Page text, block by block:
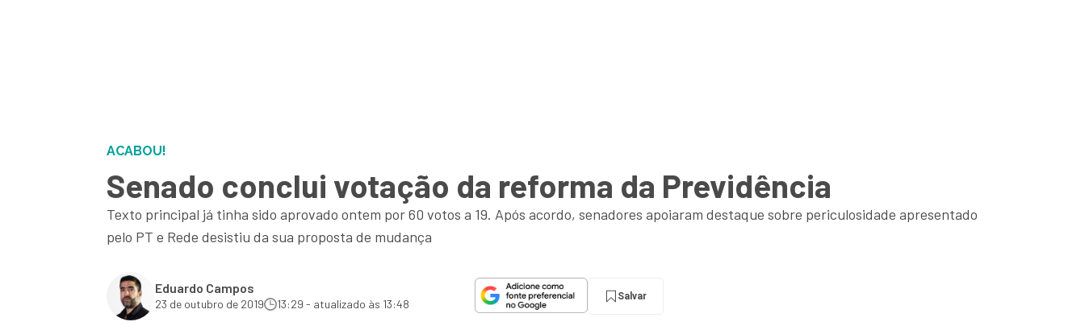
ACABOU!
Senado conclui votação da reforma da Previdência
Texto principal já tinha sido aprovado ontem por 60 votos a 19. Após acordo, senadores apoiaram destaque sobre periculosidade apresentado
pelo PT e Rede desistiu da sua proposta de mudança
Eduardo Campos
23 de outubro de 2019 13:29 - atualizado às 13:48
Salvar